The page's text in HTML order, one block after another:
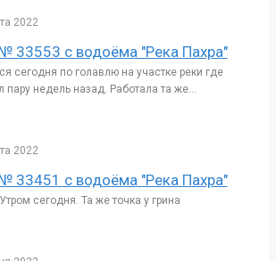
2022
33553 с водоёма "Река Пахра"
сегодня по голавлю на участке реки где
пару недель назад. Работала та же...
2022
33451 с водоёма "Река Пахра"
Утром сегодня. Та же точка у грина